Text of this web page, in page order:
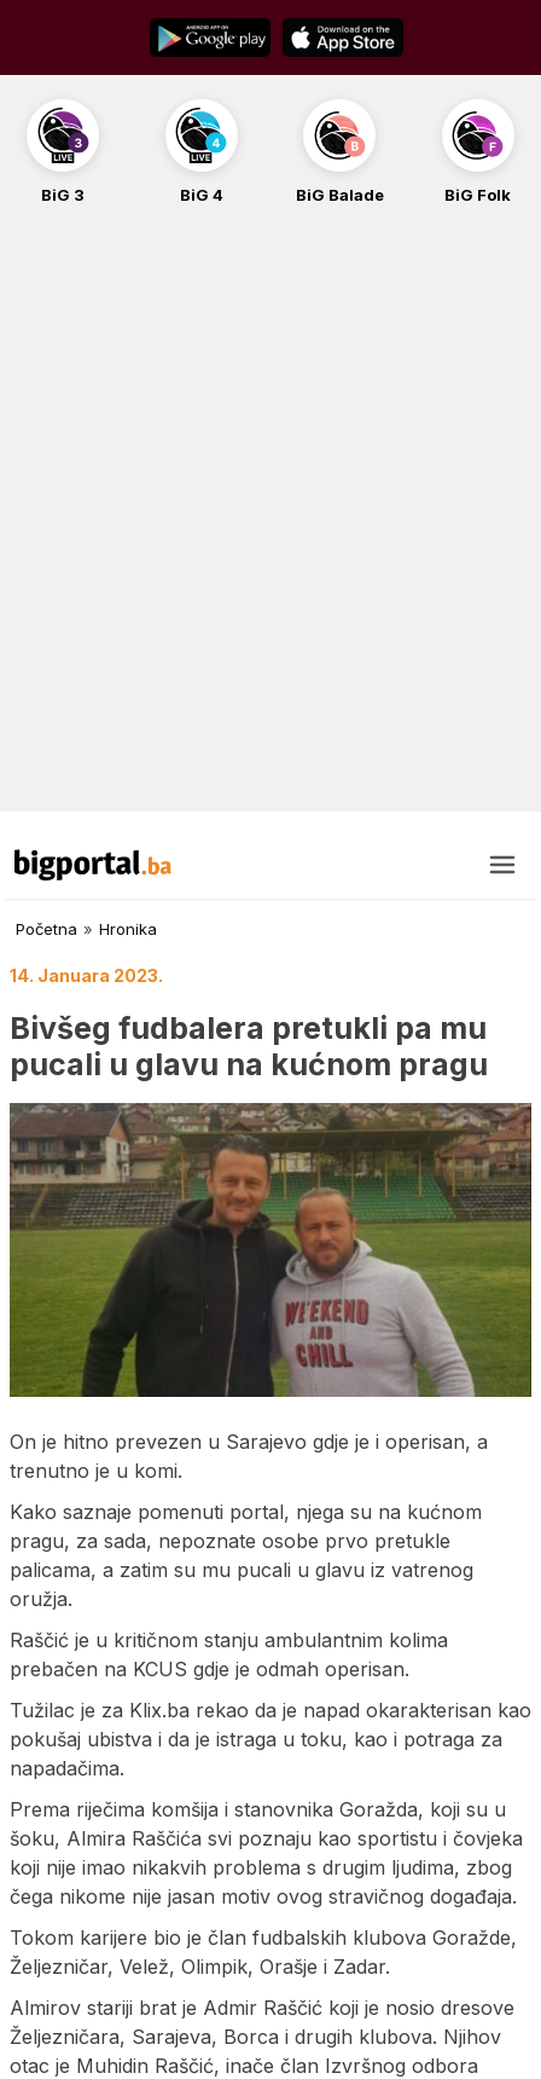
content
BiG 3 BiG 4 BiG Balade BiG Folk
Početna » Hronika
14. Januara 2023.
Bivšeg fudbalera pretukli pa mu
pucali u glavu na kućnom pragu
On je hitno prevezen u Sarajevo gdje je i operisan, a
trenutno je u komi.
Kako saznaje pomenuti portal, njega su na kućnom
pragu, za sada, nepoznate osobe prvo pretukle
palicama, a zatim su mu pucali u glavu iz vatrenog
oružja.
Raščić je u kritičnom stanju ambulantnim kolima
prebačen na KCUS gdje je odmah operisan.
Tužilac je za Klix.ba rekao da je napad okarakterisan kao
pokušaj ubistva i da je istraga u toku, kao i potraga za
napadačima.
Prema riječima komšija i stanovnika Goražda, koji su u
šoku, Almira Raščića svi poznaju kao sportistu i čovjeka
koji nije imao nikakvih problema s drugim ljudima, zbog
čega nikome nije jasan motiv ovog stravičnog događaja.
Tokom karijere bio je član fudbalskih klubova Goražde,
Željezničar, Velež, Olimpik, Orašje i Zadar.
Almirov stariji brat je Admir Raščić koji je nosio dresove
Željezničara, Sarajeva, Borca i drugih klubova. Njihov
otac je Muhidin Raščić, inače član Izvršnog odbora